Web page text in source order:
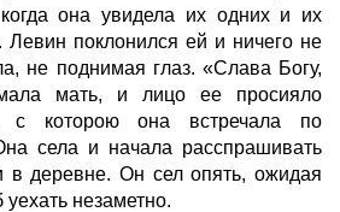
она увидела их одних и их
Левин поклонился ей и ничего не
не поднимая глаз. «Слава Богу,
мать, и лицо ее просияло
с которою она встречала по
села и начала расспрашивать
в деревне. Он сел опять, ожидая
уехать незаметно.